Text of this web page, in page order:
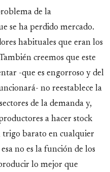
de la
se ha perdido mercado.
habituales que eran los
creemos que este
-que es engorroso y del
no reestablece la
de la demanda y,
a hacer stock
trigo barato en cualquier
no es la función de los
lo mejor que